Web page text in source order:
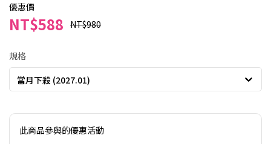
優惠價
NT$588 NT$980
規格
當月下殺 (2027.01)
此商品參與的優惠活動